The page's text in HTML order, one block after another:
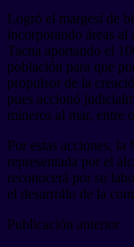
Logró el margesí de
incorporando áreas
Tacna aportando el
población para que
propulsor de la
pues accionó
mineros al mar, entre
Por estas acciones,
representada por el
reconocerá por su
el desarrollo de la
Publicación anterior